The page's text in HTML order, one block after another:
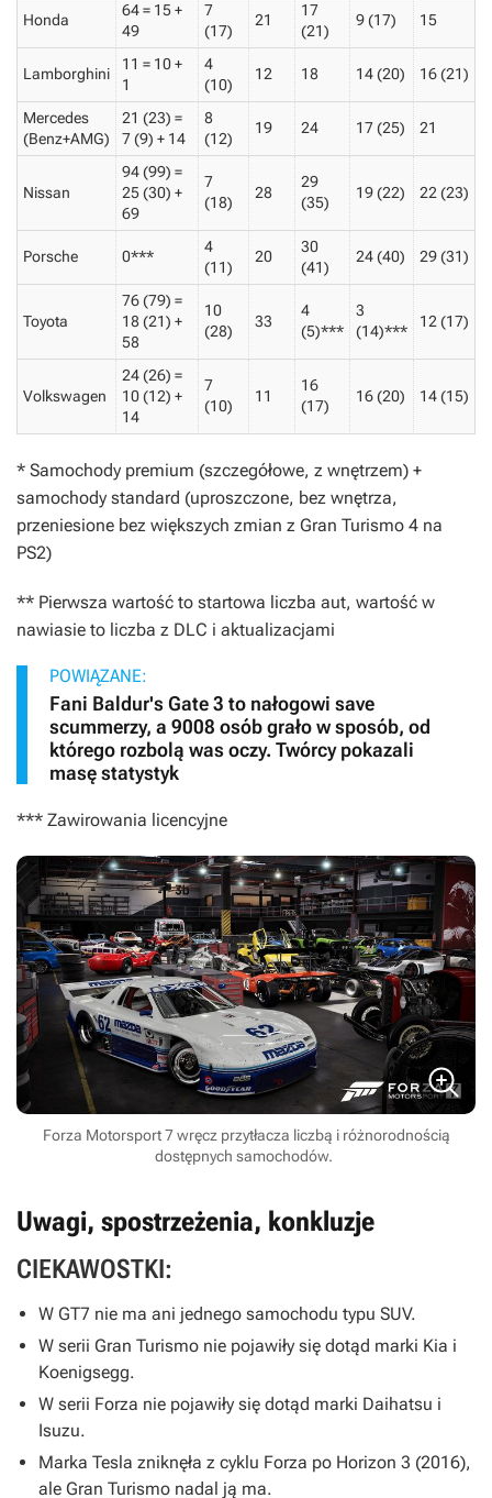
Honda
64 = 15 +
49
7
(17)
21
17
(21)
9 (17) 15
Lamborghini
11 = 10 +
1
4
(10)
12 18 14 (20) 16 (21)
Mercedes
(Benz+AMG)
21 (23) =
7 (9) + 14
8
(12)
19 24 17 (25) 21
Nissan
94 (99) =
25 (30) +
69
7
(18)
28
29
(35)
19 (22) 22 (23)
Porsche 0***
4
(11)
20
30
(41)
24 (40) 29 (31)
Toyota
76 (79) =
18 (21) +
58
10
(28)
33
4
(5)***
3
(14)***
12 (17)
Volkswagen
24 (26) =
10 (12) +
14
7
(10)
11
16
(17)
16 (20) 14 (15)
* Samochody premium (szczegółowe, z wnętrzem) +
samochody standard (uproszczone, bez wnętrza,
przeniesione bez większych zmian z Gran Turismo 4 na
PS2)
** Pierwsza wartość to startowa liczba aut, wartość w
nawiasie to liczba z DLC i aktualizacjami
POWIĄZANE:
Fani Baldur's Gate 3 to nałogowi save
scummerzy, a 9008 osób grało w sposób, od
którego rozbolą was oczy. Twórcy pokazali
masę statystyk
*** Zawirowania licencyjne
Forza Motorsport 7 wręcz przytłacza liczbą i różnorodnością
dostępnych samochodów.
Uwagi, spostrzeżenia, konkluzje
CIEKAWOSTKI:
W GT7 nie ma ani jednego samochodu typu SUV.
W serii Gran Turismo nie pojawiły się dotąd marki Kia i
Koenigsegg.
W serii Forza nie pojawiły się dotąd marki Daihatsu i
Isuzu.
Marka Tesla zniknęła z cyklu Forza po Horizon 3 (2016),
ale Gran Turismo nadal ją ma.